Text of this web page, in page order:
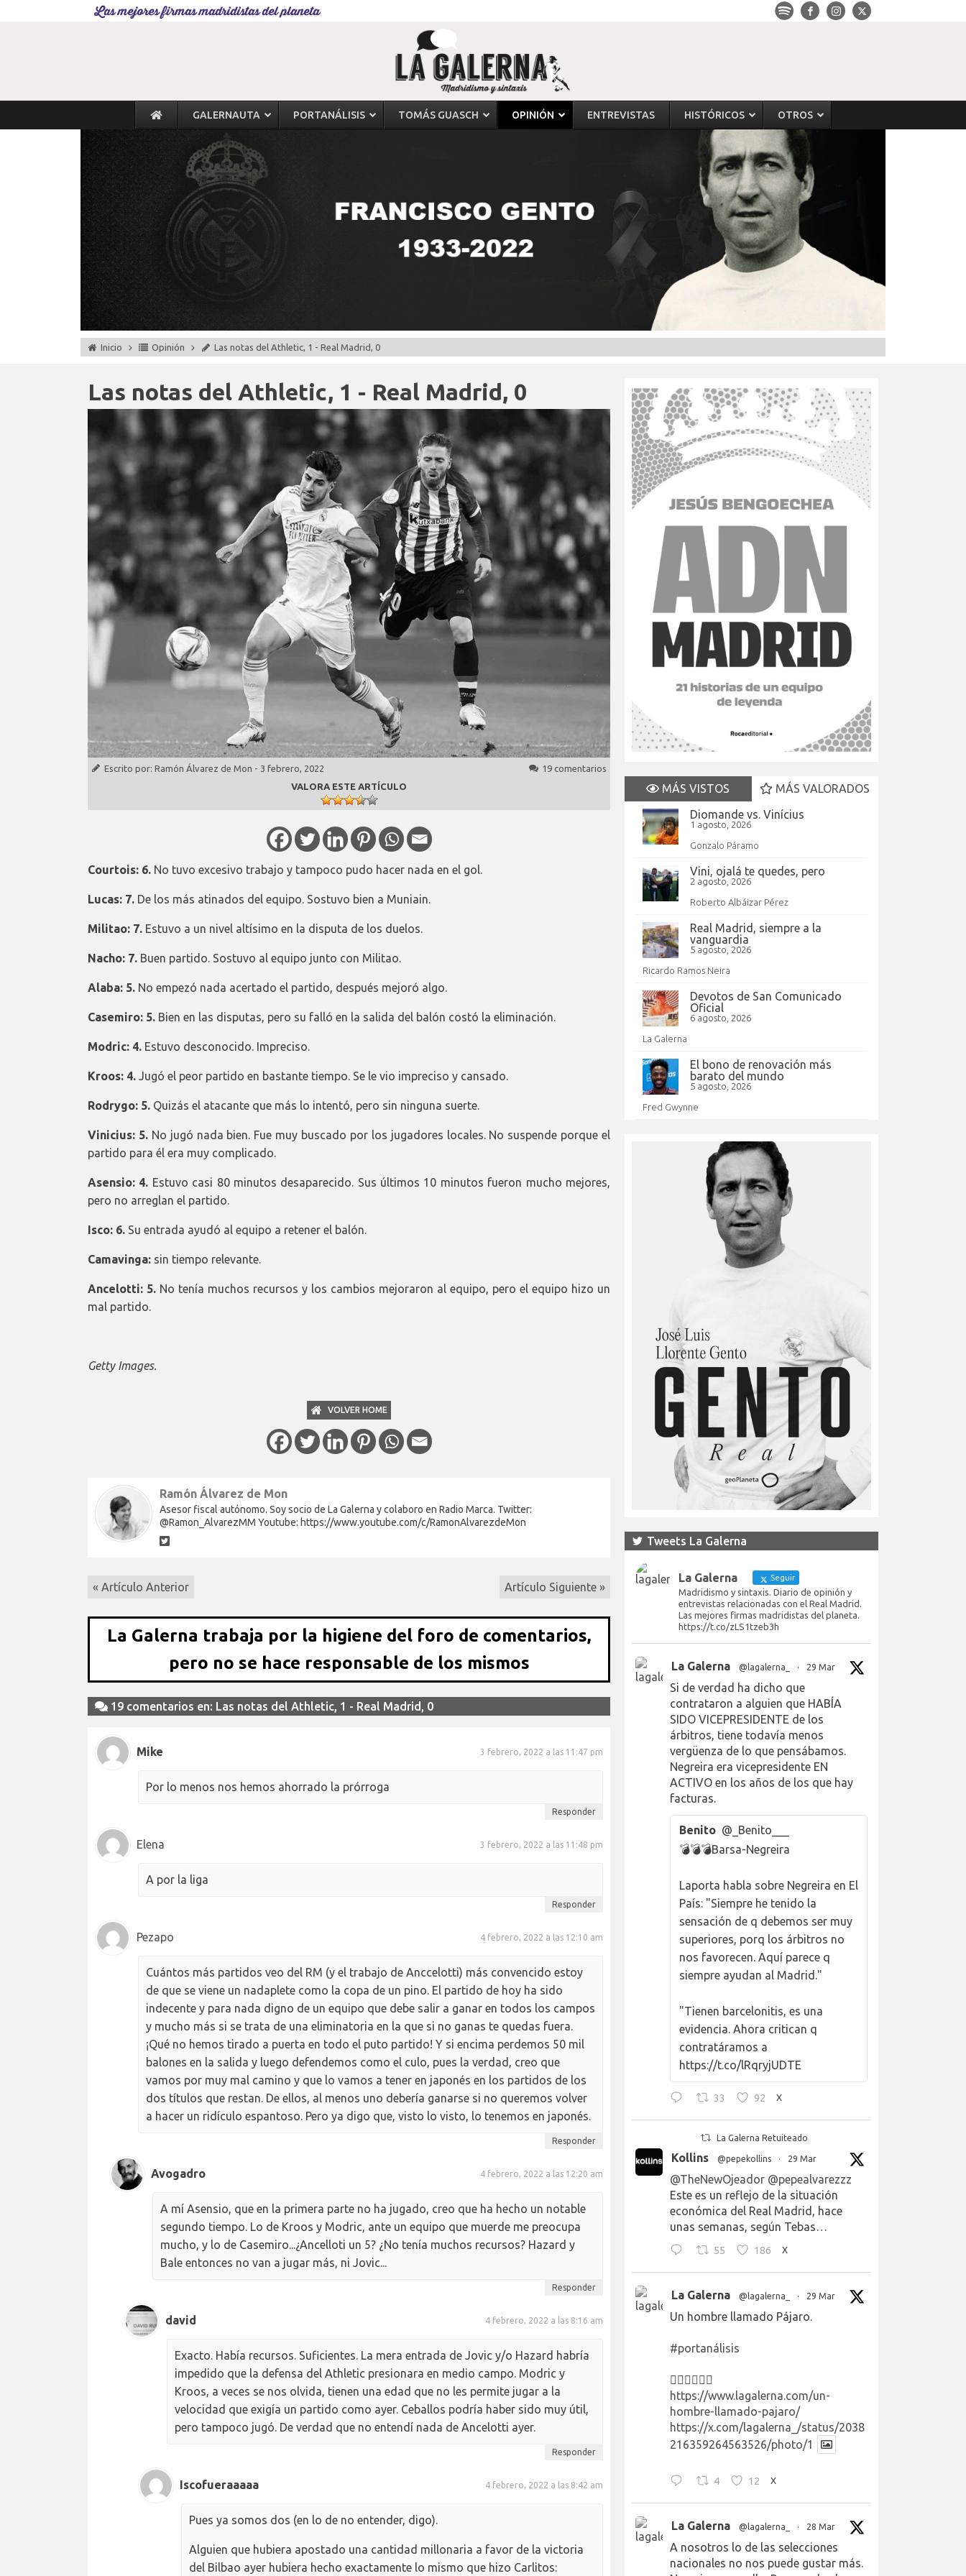
Las mejores firmas madridistas del planeta
GALERNAUTA PORTANÁLISIS TOMÁS GUASCH OPINIÓN ENTREVISTAS HISTÓRICOS OTROS
Inicio Opinión Las notas del Athletic, 1 - Real Madrid, 0
Las notas del Athletic, 1 - Real Madrid, 0
Escrito por: Ramón Álvarez de Mon - 3 febrero, 2022
19 comentarios
VALORA ESTE ARTÍCULO
Courtois: 6. No tuvo excesivo trabajo y tampoco pudo hacer nada en el gol.
Lucas: 7. De los más atinados del equipo. Sostuvo bien a Muniain.
Militao: 7. Estuvo a un nivel altísimo en la disputa de los duelos.
Nacho: 7. Buen partido. Sostuvo al equipo junto con Militao.
Alaba: 5. No empezó nada acertado el partido, después mejoró algo.
Casemiro: 5. Bien en las disputas, pero su falló en la salida del balón costó la eliminación.
Modric: 4. Estuvo desconocido. Impreciso.
Kroos: 4. Jugó el peor partido en bastante tiempo. Se le vio impreciso y cansado.
Rodrygo: 5. Quizás el atacante que más lo intentó, pero sin ninguna suerte.
Vinicius: 5.No jugó nada bien. Fue muy buscado por los jugadores locales. No suspende porque el
partido para él era muy complicado.
Asensio: 4. Estuvo casi 80 minutos desaparecido. Sus últimos 10 minutos fueron mucho mejores,
pero no arreglan el partido.
Isco: 6. Su entrada ayudó al equipo a retener el balón.
Camavinga: sin tiempo relevante.
Ancelotti: 5. No tenía muchos recursos y los cambios mejoraron al equipo, pero el equipo hizo un
mal partido.
Getty Images.
VOLVER HOME
Ramón Álvarez de Mon
Asesor fiscal autónomo. Soy socio de La Galerna y colaboro en Radio Marca. Twitter:
@Ramon_AlvarezMM Youtube: https://www.youtube.com/c/RamonAlvarezdeMon
« Artículo Anterior Artículo Siguiente »
La Galerna trabaja por la higiene del foro de comentarios,
pero no se hace responsable de los mismos
19 comentarios en: Las notas del Athletic, 1 - Real Madrid, 0
Mike 3 febrero, 2022 a las 11:47 pm
Por lo menos nos hemos ahorrado la prórroga
Responder
Elena 3 febrero, 2022 a las 11:48 pm
A por la liga
Responder
Pezapo 4 febrero, 2022 a las 12:10 am
Cuántos más partidos veo del RM (y el trabajo de Anccelotti) más convencido estoy
de que se viene un nadaplete como la copa de un pino. El partido de hoy ha sido
indecente y para nada digno de un equipo que debe salir a ganar en todos los campos
y mucho más si se trata de una eliminatoria en la que si no ganas te quedas fuera.
¡Qué no hemos tirado a puerta en todo el puto partido! Y si encima perdemos 50 mil
balones en la salida y luego defendemos como el culo, pues la verdad, creo que
vamos por muy mal camino y que lo vamos a tener en japonés en los partidos de los
dos títulos que restan. De ellos, al menos uno debería ganarse si no queremos volver
a hacer un ridículo espantoso. Pero ya digo que, visto lo visto, lo tenemos en japonés.
Responder
Avogadro 4 febrero, 2022 a las 12:20 am
A mí Asensio, que en la primera parte no ha jugado, creo que ha hecho un notable
segundo tiempo. Lo de Kroos y Modric, ante un equipo que muerde me preocupa
mucho, y lo de Casemiro...¿Ancelloti un 5? ¿No tenía muchos recursos? Hazard y
Bale entonces no van a jugar más, ni Jovic...
Responder
david 4 febrero, 2022 a las 8:16 am
Exacto. Había recursos. Suficientes. La mera entrada de Jovic y/o Hazard habría
impedido que la defensa del Athletic presionara en medio campo. Modric y
Kroos, a veces se nos olvida, tienen una edad que no les permite jugar a la
velocidad que exigía un partido como ayer. Ceballos podría haber sido muy útil,
pero tampoco jugó. De verdad que no entendí nada de Ancelotti ayer.
Responder
Iscofueraaaaa 4 febrero, 2022 a las 8:42 am
Pues ya somos dos (en lo de no entender, digo).
Alguien que hubiera apostado una cantidad millonaria a favor de la victoria
del Bilbao ayer hubiera hecho exactamente lo mismo que hizo Carlitos:
MÁS VISTOS
MÁS VALORADOS
Diomande vs. Vinícius
1 agosto, 2026
Gonzalo Páramo
Vini, ojalá te quedes, pero
2 agosto, 2026
Roberto Albáizar Pérez
Real Madrid, siempre a la
vanguardia
5 agosto, 2026
Ricardo Ramos Neira
Devotos de San Comunicado
Oficial
6 agosto, 2026
La Galerna
El bono de renovación más
barato del mundo
5 agosto, 2026
Fred Gwynne
Tweets La Galerna
La Galerna Seguir
Madridismo y sintaxis. Diario de opinión y
entrevistas relacionadas con el Real Madrid.
Las mejores firmas madridistas del planeta.
https://t.co/zLS1tzeb3h
La Galerna @lagalerna_ · 29 Mar
Si de verdad ha dicho que
contrataron a alguien que HABÍA
SIDO VICEPRESIDENTE de los
árbitros, tiene todavía menos
vergüenza de lo que pensábamos.
Negreira era vicepresidente EN
ACTIVO en los años de los que hay
facturas.
Benito @_Benito___
💣💣💣Barsa-Negreira
Laporta habla sobre Negreira en El
País: "Siempre he tenido la
sensación de q debemos ser muy
superiores, porq los árbitros no
nos favorecen. Aquí parece q
siempre ayudan al Madrid."
"Tienen barcelonitis, es una
evidencia. Ahora critican q
contratáramos a
https://t.co/lRqryjUDTE
33 92 X
La Galerna Retuiteado
Kollins @pepekollins · 29 Mar
@TheNewOjeador @pepealvarezzz
Este es un reflejo de la situación
económica del Real Madrid, hace
unas semanas, según Tebas…
55 186 X
La Galerna @lagalerna_ · 29 Mar
Un hombre llamado Pájaro.
#portanálisis
👉🏻👉🏻👉🏻
https://www.lagalerna.com/un-
hombre-llamado-pajaro/
https://x.com/lagalerna_/status/2038
216359264563526/photo/1
4 12 X
La Galerna @lagalerna_ · 28 Mar
A nosotros lo de las selecciones
nacionales no nos puede gustar más.